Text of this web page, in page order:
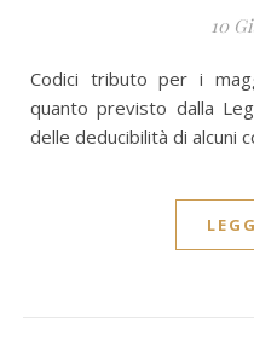
10
Codici tributo per i maggiori acconti Ires e Irap per
quanto previsto dalla
delle deducibilità di alcuni